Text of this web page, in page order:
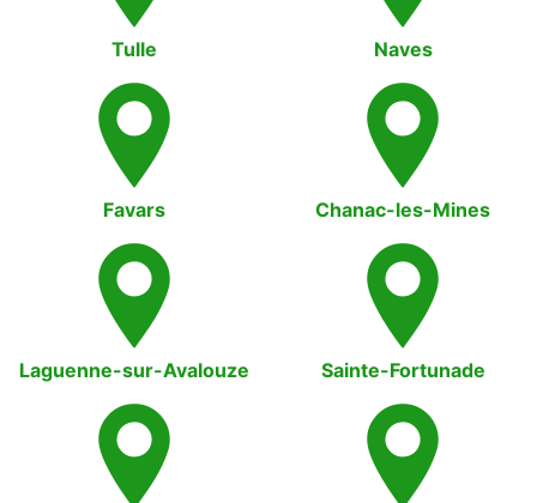
Tulle Naves
Favars Chanac-les-Mines
Laguenne-sur-Avalouze Sainte-Fortunade